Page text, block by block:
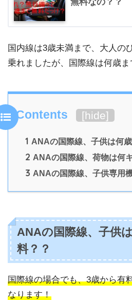
無料なの？？
国内線は3歳未満まで、大人の
乗れましたが、国際線は何歳ま
Contents [hide]
1 ANAの国際線、子供は何
2 ANAの国際線、荷物は何
3 ANAの国際線、子供専用
ANAの国際線、子供
料？？
国際線の場合でも、3歳から有
なります！